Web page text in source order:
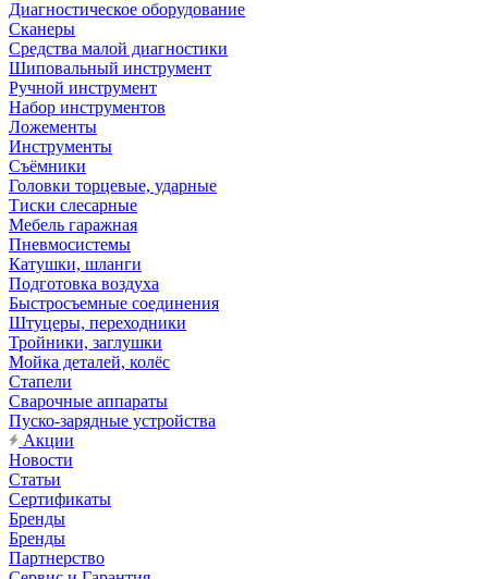
Диагностическое оборудование
Сканеры
Средства малой диагностики
Шиповальный инструмент
Ручной инструмент
Набор инструментов
Ложементы
Инструменты
Съёмники
Головки торцевые, ударные
Тиски слесарные
Мебель гаражная
Пневмосистемы
Катушки, шланги
Подготовка воздуха
Быстросъемные соединения
Штуцеры, переходники
Тройники, заглушки
Мойка деталей, колёс
Стапели
Сварочные аппараты
Пуско-зарядные устройства
Акции
Новости
Статьи
Сертификаты
Бренды
Бренды
Партнерство